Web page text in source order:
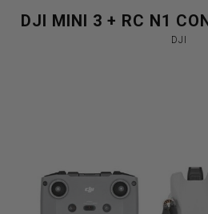
DJI MINI 3 + RC N1
DJI